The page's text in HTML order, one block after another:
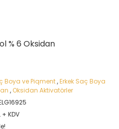
% 6 Oksidan
Boya ve Piqment,Erkek Saç Boya
, Oksidan Aktivatörler
+ KDV